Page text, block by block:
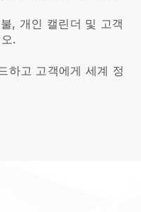
, 개인 캘린더 및 고객
.
하고 고객에게 세계 정